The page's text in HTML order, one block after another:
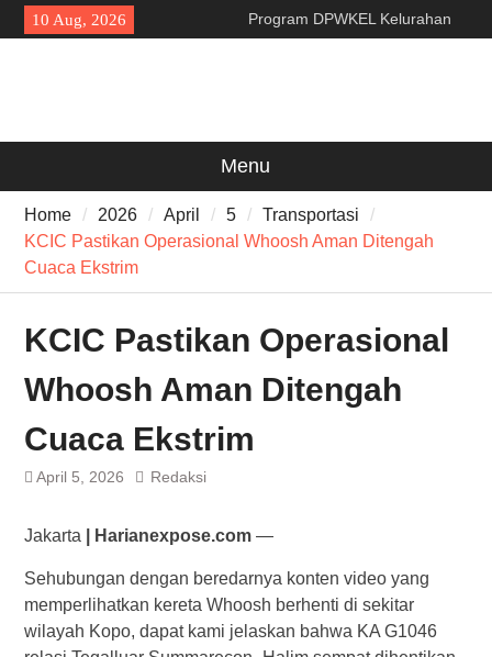
Skip
to
10 Aug, 2026
Program DPWKEL Kelurahan
Bagendung 2026 Capai 76
Antusias Periksa Kesehatan
Menu
Home 2026 April 5
Transportasi
KCIC Pastikan Operasional Whoosh Aman Ditengah
Cuaca Ekstrim
KCIC Pastikan Operasional
Whoosh Aman Ditengah
Cuaca Ekstrim
April 5, 2026 Redaksi
Jakarta | Harianexpose.com—
Sehubungan dengan beredarnya konten video yang
memperlihatkan kereta Whoosh berhenti di sekitar
wilayah Kopo, dapat kami jelaskan bahwa KA G1046